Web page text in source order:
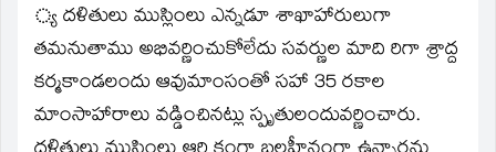
్య దళితులు ముస్లింలు ఎన్నడూ శాఖాహారులుగా
తమనుతాము అభివర్ణించుకోలేదు సవర్ణుల మాది రిగా శ్రాద్ద
కర్మకాండలందు ఆవుమాంసంతో సహా 35 రకాల
మాంసాహారాలు వడ్డించినట్లు స్పృతులందువర్ణించారు.